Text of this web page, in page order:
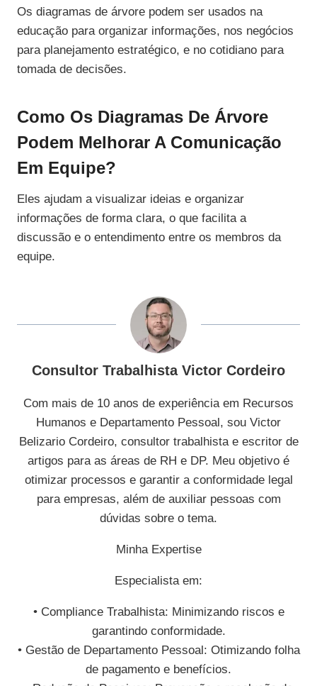
Os diagramas de árvore podem ser usados na
educação para organizar informações, nos negócios
para planejamento estratégico, e no cotidiano para
tomada de decisões.
Como Os Diagramas De Árvore
Podem Melhorar A Comunicação
Em Equipe?
Eles ajudam a visualizar ideias e organizar
informações de forma clara, o que facilita a
discussão e o entendimento entre os membros da
equipe.
Consultor Trabalhista Victor Cordeiro
Com mais de 10 anos de experiência em Recursos
Humanos e Departamento Pessoal, sou Victor
Belizario Cordeiro, consultor trabalhista e escritor de
artigos para as áreas de RH e DP. Meu objetivo é
otimizar processos e garantir a conformidade legal
para empresas, além de auxiliar pessoas com
dúvidas sobre o tema.
Minha Expertise
Especialista em:
• Compliance Trabalhista: Minimizando riscos e
garantindo conformidade.
• Gestão de Departamento Pessoal: Otimizando folha
de pagamento e benefícios.